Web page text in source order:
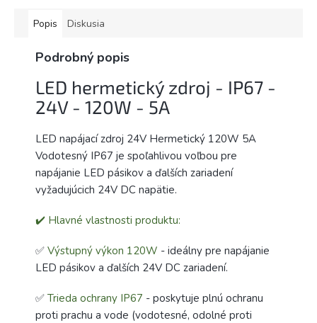
Popis Diskusia
Podrobný popis
LED hermetický zdroj - IP67 -
24V - 120W - 5A
LED napájací zdroj 24V Hermetický 120W 5A
Vodotesný IP67 je spoľahlivou voľbou pre
napájanie LED pásikov a ďalších zariadení
vyžadujúcich 24V DC napätie.
✔️ Hlavné vlastnosti produktu:
✅ Výstupný výkon 120W - ideálny pre napájanie
LED pásikov a ďalších 24V DC zariadení.
✅ Trieda ochrany IP67 - poskytuje plnú ochranu
proti prachu a vode (vodotesné, odolné proti